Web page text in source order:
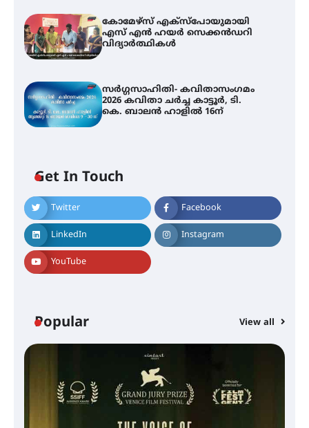
കോമേഴ്സ് എക്സ്പോയുമായി
എസ് എൻ ഹയർ സെക്കൻഡറി
വിദ്യാർത്ഥികൾ
സർഗ്ഗസാഹിതി- കവിതാസംഗമം
2026 കവിതാ ചർച്ച കാട്ടൂർ, ടി.
കെ. ബാലൻ ഹാളിൽ 16ന്
Get In Touch
Twitter Facebook
LinkedIn Instagram
YouTube
Popular View all
സെന്റ് ജോസഫ്സ് കോളജ്
കോമേഴ്‌സ് അസോസിയേഷന്
തുടക്കമായി